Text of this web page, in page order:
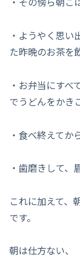
・ようやく思
た昨晩のお茶を
・お弁当にす
でうどんをかき
・食べ終えて
・歯磨きして、
これに加えて、
です。
朝は仕方ない、